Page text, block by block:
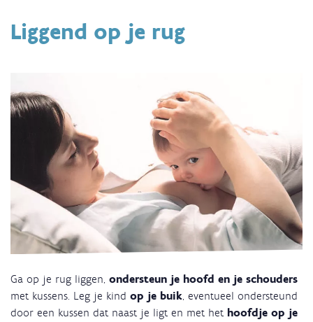
Liggend op je rug
Ga op je rug liggen, ondersteun je hoofd en je schouders
met kussens. Leg je kind op je buik, eventueel ondersteund
door een kussen dat naast je ligt en met het hoofdje op je